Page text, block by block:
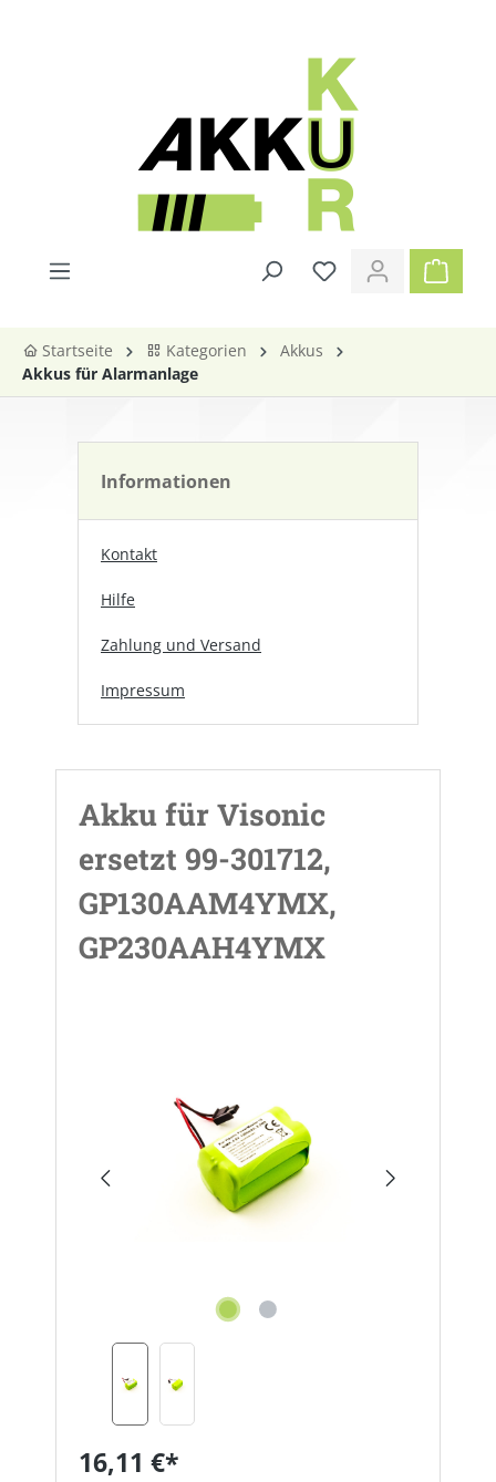
Startseite Kategorien
Akkus
Akkus für Alarmanlage
Informationen
Kontakt
Hilfe
Zahlung und Versand
Impressum
Akku für Visonic
ersetzt 99-301712,
GP130AAM4YMX,
GP230AAH4YMX
16,11 €*